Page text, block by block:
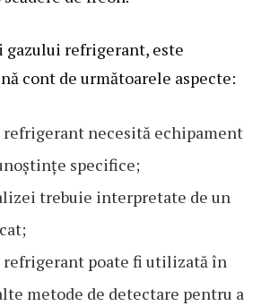
refrigerant, este
cont de următoarele aspecte:
necesită echipament
specifice;
trebuie interpretate de un
refrigerant poate fi utilizată în
metode de detectare pentru a